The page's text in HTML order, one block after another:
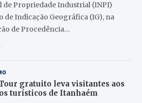
de Propriedade Industrial (INPI)
de Indicação Geográfica (IG), na
de Procedência…
gratuito leva visitantes aos
turísticos de Itanhaém